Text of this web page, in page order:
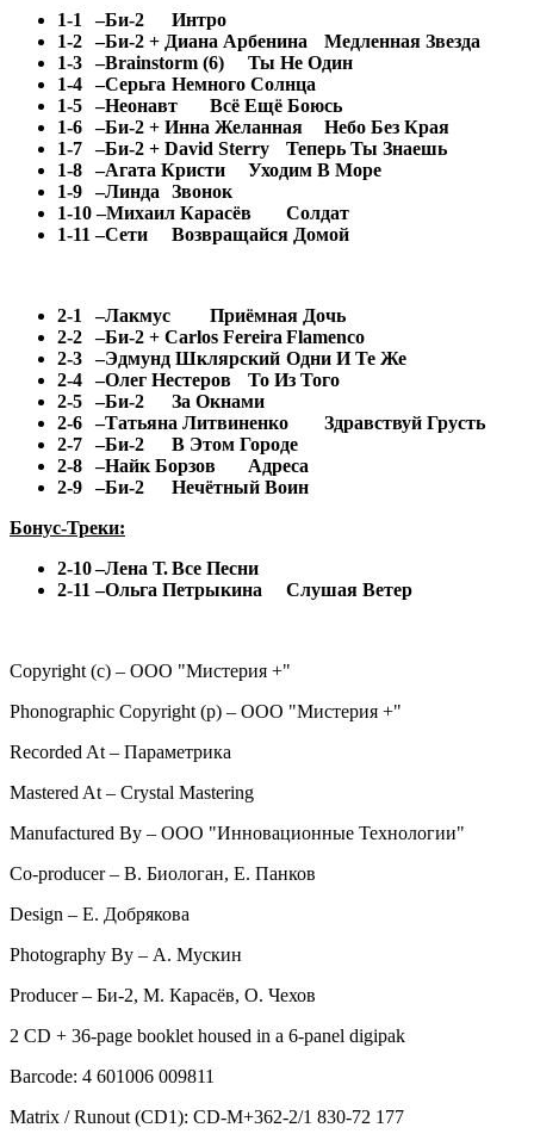
1-1
–Би-2
Интро
1-2
–Би-2 + Диана Арбенина
Медленная Звезда
1-3
–Brainstorm (6)
Ты Не Один
1-4
–Серьга Немного Солнца
1-5
–Неонавт
Всё Ещё Боюсь
1-6
–Би-2 + Инна Желанная
Небо Без Края
1-7
–Би-2 + David Sterry
Теперь Ты Знаешь
1-8
–Агата Кристи
Уходим В Море
1-9
–Линда
Звонок
1-10 –Михаил Карасёв
Солдат
1-11 –Сети
Возвращайся Домой
2-1 –Лакмус
Приёмная Дочь
2-2
–Би-2 + Carlos Fereira Flamenco
2-3
–Эдмунд Шклярский Одни И Те Же
2-4
–Олег Нестеров
То Из Того
2-5
–Би-2
За Окнами
2-6
–Татьяна Литвиненко
Здравствуй Грусть
2-7
–Би-2
В Этом Городе
2-8
–Найк Борзов
Адреса
2-9
–Би-2
Нечётный Воин
Бонус-Треки:
2-10–Лена Т.Все Песни
2-11 –Ольга Петрыкина Слушая Ветер
Copyright (c) – ООО "Мистерия +"
Phonographic Copyright (p) – ООО "Мистерия +"
Recorded At – Параметрика
Mastered At – Crystal Mastering
Manufactured By – ООО "Инновационные Технологии"
Co-producer – В. Биологан, Е. Панков
Design – Е. Добрякова
Photography By – А. Мускин
Producer – Би-2, М. Карасёв, О. Чехов
2 CD + 36-page booklet housed in a 6-panel digipak
Barcode: 4 601006 009811
Matrix / Runout (CD1): CD-M+362-2/1 830-72 177